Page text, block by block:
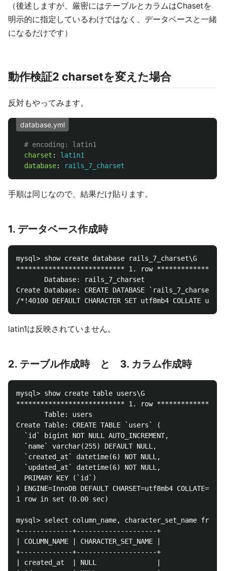
（後述しますが、厳密にはテーブルとカラムはChasetを
明示的に指定しているわけではなく、データベースと一緒
になるだけです）
動作検証2 charsetを変えた場合
反対もやってみます。
database.yml
# encoding: latin1
charset :
latin1
database: rails_7_charset
手順は同じなので、結果だけ貼ります。
1. データベース作成時
mysql> show create database rails_7_charset\G
*************************** 1. row
       Database: rails_7_charset
Create Database: CREATE DATABASE `rails_7_charset`
latin1は反映されていません。
2. テーブル作成時 と 3. カラム作成時
mysql> show create table users\G
*************************** 1. row
       Table: users
Create Table: CREATE TABLE `users` (
  `id` bigint NOT NULL AUTO_INCREMENT,
  `name` varchar(255) DEFAULT NULL,
  `created_at` datetime(6) NOT NULL,
  `updated_at` datetime(6) NOT NULL,
  PRIMARY KEY (`id`)
) ENGINE=InnoDB DEFAULT CHARSET=utf8mb4
1 row in set (0.00 sec)
mysql> select column_name, character_set_name
+-------------+--------------------+
| COLUMN_NAME | CHARACTER_SET_NAME |
+-------------+--------------------+
| created_at  | NULL               |